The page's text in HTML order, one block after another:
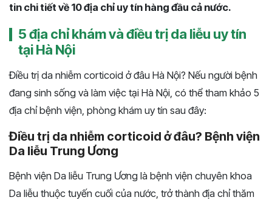
tin chi tiết về 10 địa chỉ uy tín hàng đầu cả nước.
5 địa chỉ khám và điều trị da liễu uy tín
tại Hà Nội
Điều trị da nhiễm corticoid ở đâu Hà Nội? Nếu người bệnh
đang sinh sống và làm việc tại Hà Nội, có thể tham khảo 5
địa chỉ bệnh viện, phòng khám uy tín sau đây:
Điều trị da nhiễm corticoid ở đâu? Bệnh viện
Da liễu Trung Ương
Bệnh viện Da liễu Trung Ương là bệnh viện chuyên khoa
Da liễu thuộc tuyến cuối của nước, trở thành địa chỉ thăm